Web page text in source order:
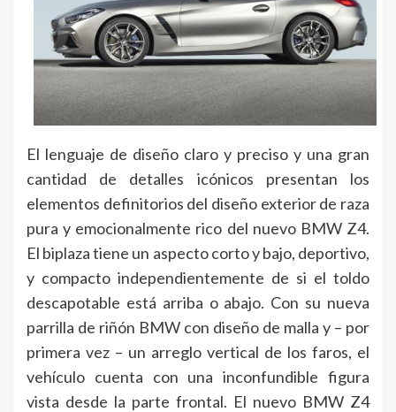
El lenguaje de diseño claro y preciso y una gran
cantidad de detalles icónicos presentan los
elementos definitorios del diseño exterior de raza
pura y emocionalmente rico del nuevo BMW Z4.
El biplaza tiene un aspecto corto y bajo, deportivo,
y compacto independientemente de si el toldo
descapotable está arriba o abajo. Con su nueva
parrilla de riñón BMW con diseño de malla y – por
primera vez – un arreglo vertical de los faros, el
vehículo cuenta con una inconfundible figura
vista desde la parte frontal. El nuevo BMW Z4